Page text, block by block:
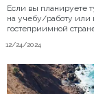
12/24/2024
Если вы планируете
на учебу/работу или
гостеприимной